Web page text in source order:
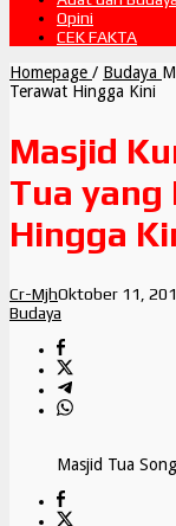
Opini
CEK FAKTA
Homepage / Budaya
Terawat Hingga Kini
Masjid
Tua yang
Hingga
Cr-MjhOktober 11,
Budaya
Masjid Tua